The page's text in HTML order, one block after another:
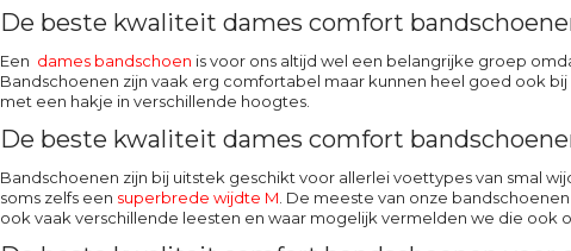
De beste kwaliteit dames comfort
Een dames bandschoen is voor ons altijd wel een belangrijke groep
Bandschoenen zijn vaak erg comfortabel maar kunnen heel goed ook
met een hakje in verschillende hoogtes.
De beste kwaliteit dames comfort
Bandschoenen zijn bij uitstek geschikt voor allerlei voettypes van smal
soms zelfs een superbrede wijdte M. De meeste van onze
ook vaak verschillende leesten en waar mogelijk vermelden we die ook